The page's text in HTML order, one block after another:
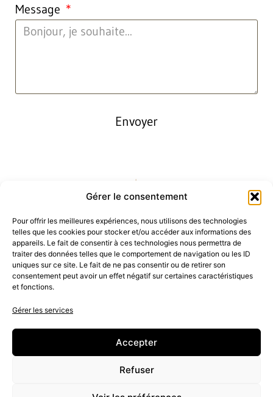
Gérer le consentement
Pour offrir les meilleures expériences, nous utilisons des technologies
telles que les cookies pour stocker et/ou accéder aux informations des
appareils. Le fait de consentir à ces technologies nous permettra de
traiter des données telles que le comportement de navigation ou les ID
uniques sur ce site. Le fait de ne pas consentir ou de retirer son
consentement peut avoir un effet négatif sur certaines caractéristiques
et fonctions.
Gérer les services
Accepter
Refuser
Message
Envoyer
06 50 75 95 14